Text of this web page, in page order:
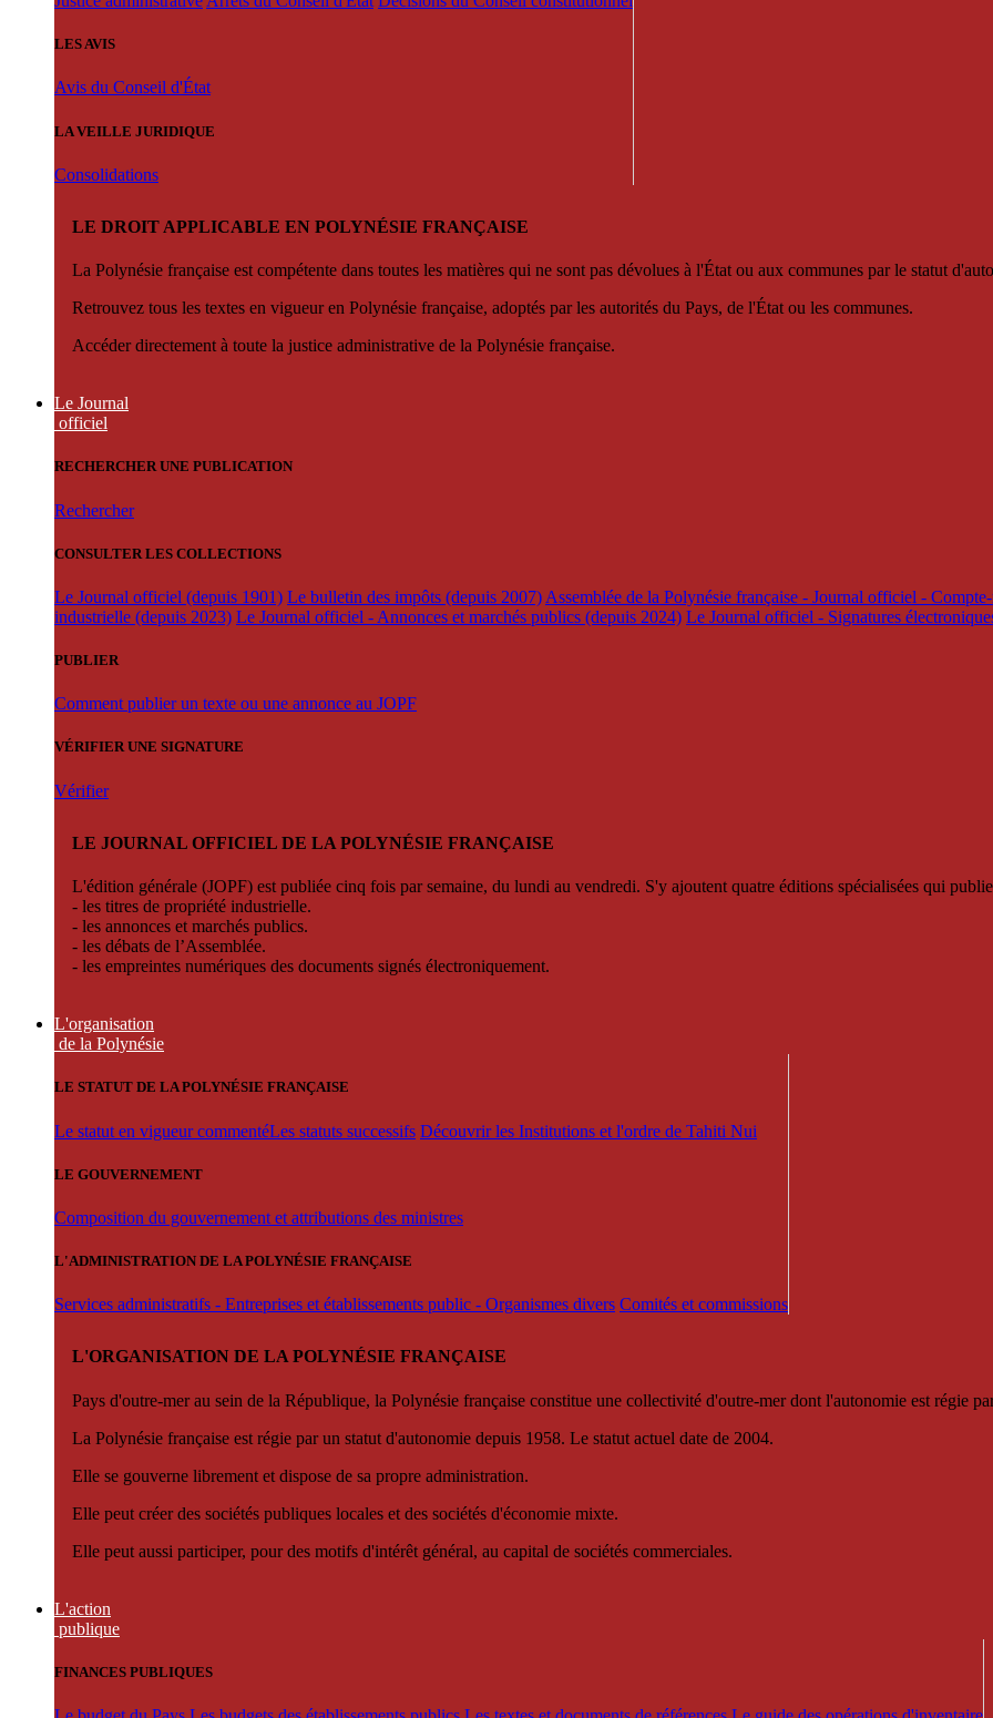
LES AVIS
Avis du Conseil d'État
LA VEILLE JURIDIQUE
Consolidations
LE DROIT APPLICABLE EN POLYNÉSIE FRANÇAISE
La Polynésie française est compétente dans toutes les matières qui ne sont pas dévolues à l'État ou aux communes par le statut
Retrouvez tous les textes en vigueur en Polynésie française, adoptés par les autorités du Pays, de l'État ou les communes.
Accéder directement à toute la justice administrative de la Polynésie française.
Le Journal
officiel
RECHERCHER UNE PUBLICATION
Rechercher
CONSULTER LES COLLECTIONS
Le Journal officiel (depuis 1901) Le bulletin des impôts (depuis 2007) Assemblée de la Polynésie française - Journal officiel -
industrielle (depuis 2023) Le Journal officiel - Annonces et marchés publics (depuis 2024) Le Journal officiel - Signatures
PUBLIER
Comment publier un texte ou une annonce au JOPF
VÉRIFIER UNE SIGNATURE
Vérifier
LE JOURNAL OFFICIEL DE LA POLYNÉSIE FRANÇAISE
L'édition générale (JOPF) est publiée cinq fois par semaine, du lundi au vendredi. S'y ajoutent quatre éditions spécialisées qui
- les titres de propriété industrielle.
- les annonces et marchés publics.
- les débats de l’Assemblée.
- les empreintes numériques des documents signés électroniquement.
L'organisation
de la Polynésie
LE STATUT DE LA POLYNÉSIE FRANÇAISE
Le statut en vigueur commentéLes statuts successifs Découvrir les Institutions et l'ordre de Tahiti Nui
LE GOUVERNEMENT
Composition du gouvernement et attributions des ministres
L'ADMINISTRATION DE LA POLYNÉSIE FRANÇAISE
Services administratifs - Entreprises et établissements public - Organismes divers Comités et commissions
L'ORGANISATION DE LA POLYNÉSIE FRANÇAISE
Pays d'outre-mer au sein de la République, la Polynésie française constitue une collectivité d'outre-mer dont l'autonomie est régie
La Polynésie française est régie par un statut d'autonomie depuis 1958. Le statut actuel date de 2004.
Elle se gouverne librement et dispose de sa propre administration.
Elle peut créer des sociétés publiques locales et des sociétés d'économie mixte.
Elle peut aussi participer, pour des motifs d'intérêt général, au capital de sociétés commerciales.
L'action
publique
FINANCES PUBLIQUES